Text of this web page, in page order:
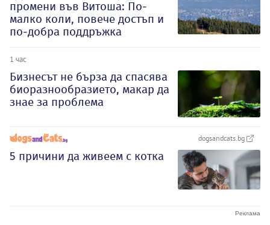
промени във Витоша: По-
малко коли, повече достъп и
по-добра поддръжка
1 час
Бизнесът не бърза да спасява
биоразнообразието, макар да
знае за проблема
dogsandcats.bg
5 причини да живеем с котка